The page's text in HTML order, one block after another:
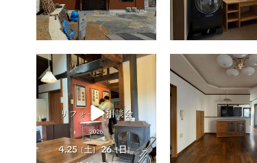
tomohouseinc
4月 25
tomohouseinc
4月 9